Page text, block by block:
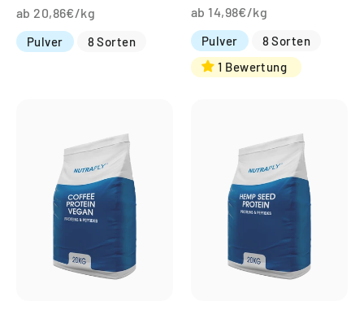
ab 20,86€/kg
Pulver 8 Sorten
ab 14,98€/kg
Pulver
8 Sorten
1 Bewertung